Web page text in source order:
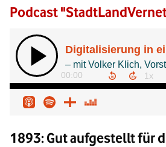
Podcast
1893: Gut aufgestellt für